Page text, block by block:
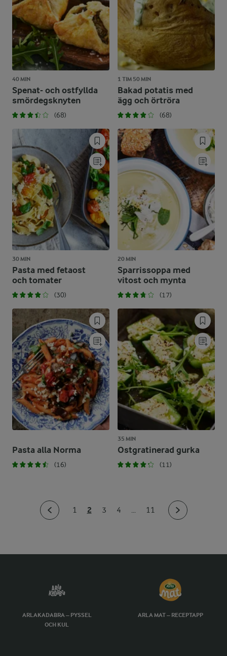
40 MIN
Spenat- och ostfyllda
smördegsknyten
(68)
1 TIM 50 MIN
Bakad potatis med
ägg och örtröra
(68)
30 MIN
Pasta med fetaost
och tomater
(30)
20 MIN
Sparrissoppa med
vitost och mynta
(17)
Pasta alla Norma
(16)
35 MIN
Ostgratinerad gurka
(11)
1 2 3 4 ... 11
ARLAKADABRA – PYSSEL
OCH KUL
ARLA MAT – RECEPTAPP